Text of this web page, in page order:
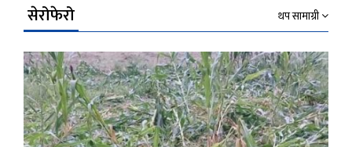
सेरोफेरो थप सामाग्री